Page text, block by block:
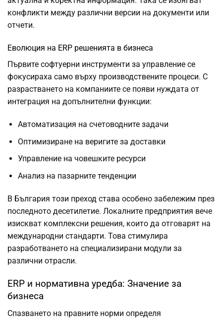
конфликти между различни версии на документи или
отчети.
Еволюция на ERP решенията в бизнеса
Първите софтуерни инструменти за управление се
фокусираха само върху производствените процеси. С
разрастването на компаниите се появи нуждата от
интеграция на допълнителни функции:
Автоматизация на счетоводните задачи
Оптимизиране на веригите за доставки
Управление на човешките ресурси
Анализ на пазарните тенденции
В България този преход става особено забележим през
последното десетилетие. Локалните предприятия вече
изискват комплексни решения, които да отговарят на
международни стандарти. Това стимулира
разработването на специализирани модули за
различни отрасли.
ERP и нормативна уредба: Значение за
бизнеса
Спазването на правните норми определя